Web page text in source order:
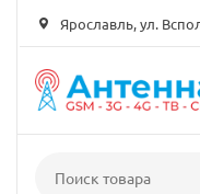
Ярославль, ул.